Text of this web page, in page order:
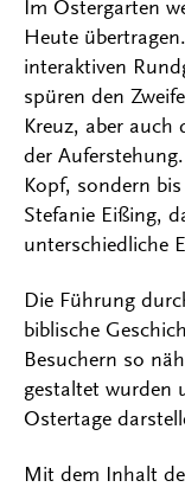
Im Ostergarten
Heute
interaktiven
spüren den
Kreuz, aber auch
der
Kopf, sondern
Stefanie Eißing,
unterschiedliche
Die Führung
biblische
Besuchern so
gestaltet wurden
Ostertage
Mit dem Inhalt